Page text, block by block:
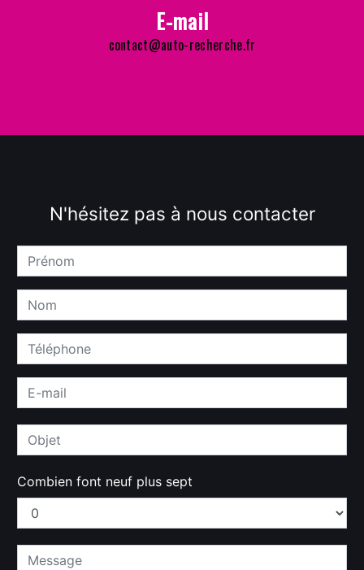
E-mail
contact@auto-recherche.fr
N'hésitez pas à nous contacter
Combien font neuf plus sept